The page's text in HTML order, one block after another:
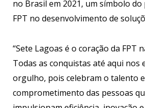
no Brasil em 2021, um símbolo
FPT no desenvolvimento de
“Sete Lagoas é o coração da FPT
Todas as conquistas até aqui nos
orgulho, pois celebram o talento
comprometimento das pessoas